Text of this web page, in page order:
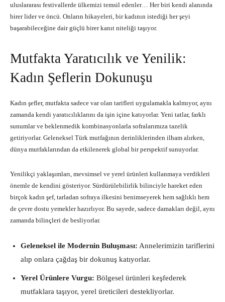
uluslararası festivallerde ülkemizi temsil edenler… Her biri kendi alanında
birer lider ve öncü. Onların hikayeleri, bir kadının istediği her şeyi
başarabileceğine dair güçlü birer kanıt niteliği taşıyor.
Mutfakta Yaratıcılık ve Yenilik:
Kadın Şeflerin Dokunuşu
Kadın şefler, mutfakta sadece var olan tarifleri uygulamakla kalmıyor, aynı
zamanda kendi yaratıcılıklarını da işin içine katıyorlar. Yeni tatlar, farklı
sunumlar ve beklenmedik kombinasyonlarla sofralarımıza tazelik
getiriyorlar. Geleneksel Türk mutfağının derinliklerinden ilham alırken,
dünya mutfaklarından da etkilenerek global bir perspektif sunuyorlar.
Yenilikçi yaklaşımları, mevsimsel ve yerel ürünleri kullanmaya verdikleri
önemle de kendini gösteriyor. Sürdürülebilirlik bilinciyle hareket eden
birçok kadın şef, tarladan sofraya ilkesini benimseyerek hem sağlıklı hem
de çevre dostu yemekler hazırlıyor. Bu sayede, sadece damakları değil, aynı
zamanda bilinçleri de besliyorlar.
Geleneksel ile Modernin Buluşması: Annelerimizin tariflerini
alıp onlara çağdaş bir dokunuş katıyorlar.
Yerel Ürünlere Vurgu: Bölgesel ürünleri keşfederek
mutfaklara taşıyor, yerel üreticileri destekliyorlar.